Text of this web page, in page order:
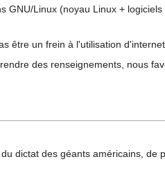
Linux (noyau Linux + logiciels
être un frein à l'utilisation
des renseignements, nous
dictat des géants américains, de